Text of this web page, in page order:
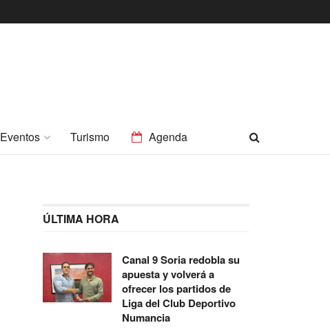
Eventos Turismo Agenda
ÚLTIMA HORA
Canal 9 Soria redobla su
apuesta y volverá a
ofrecer los partidos de
Liga del Club Deportivo
Numancia